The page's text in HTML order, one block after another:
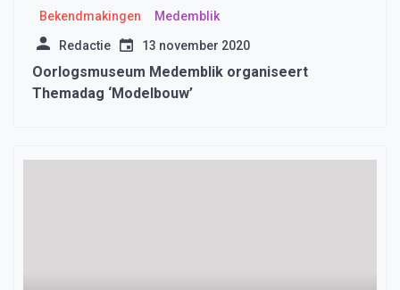
Bekendmakingen Medemblik
Redactie 13 november 2020
Oorlogsmuseum Medemblik organiseert
Themadag ‘Modelbouw’